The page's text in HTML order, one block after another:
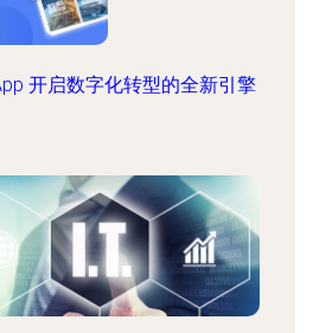
开启数字化转型的全新引擎